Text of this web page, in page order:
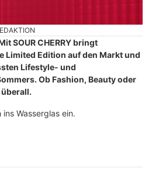
SOUR CHERRY bringt
Limited Edition auf den Markt und
Lifestyle- und
Ob Fashion, Beauty oder
Wasserglas ein.